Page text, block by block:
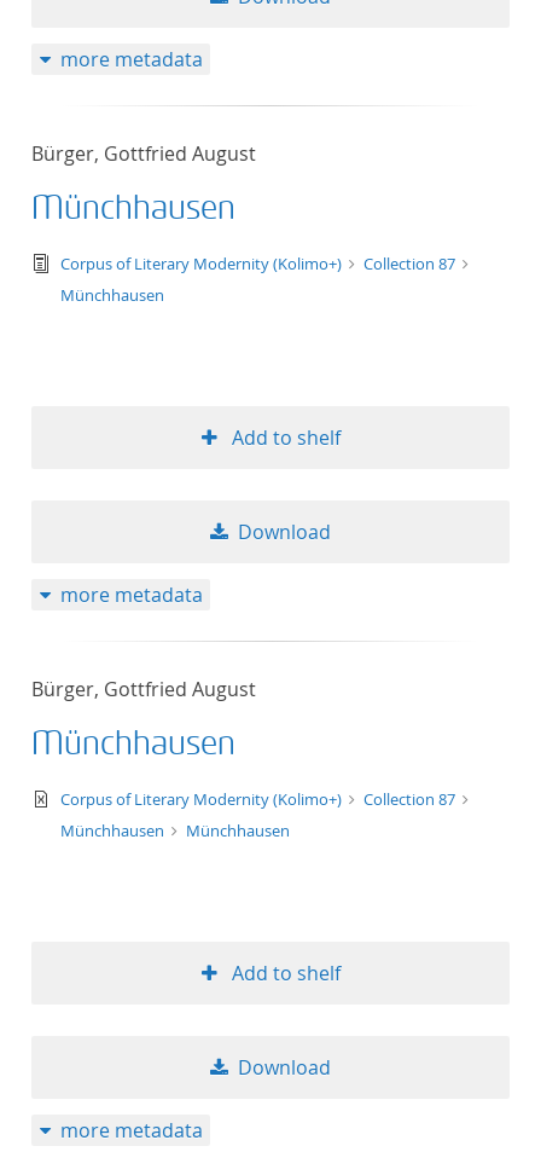
more metadata
Bürger, Gottfried August
Münchhausen
text/tg.edition+tg.aggregation+xml
Corpus of Literary Modernity (Kolimo+)
Collection 87
Münchhausen
Add to shelf
Download
more metadata
Bürger, Gottfried August
Münchhausen
text/xml
Corpus of Literary Modernity (Kolimo+)
Collection 87
Münchhausen
Münchhausen
Add to shelf
Download
more metadata